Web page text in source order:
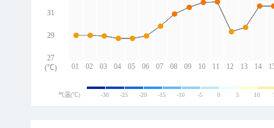
01 02 03 04 05 06 07 08 09 10 11 12 13 14
31
29
27
(℃)
气温(℃) -30 -25 -20 -15 -10 -5 0 5 10